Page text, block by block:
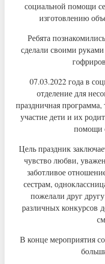
социальной помощи
изготовлению
Ребята
сделали своими
07.03.2022 года в
отделение для
праздничная
участие дети и их
помощи
Цель праздник
чувство любви,
заботливое
сестрам,
пожелали друг
различных конкурсов
В конце мероприятия